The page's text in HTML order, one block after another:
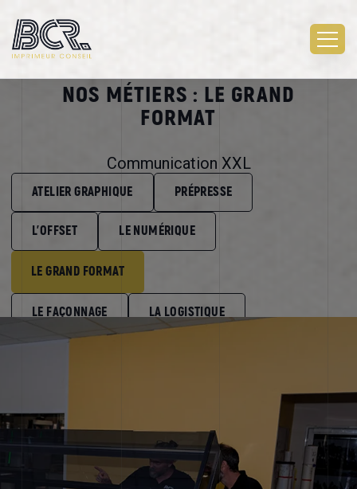
NOS MÉTIERS : LE GRAND
FORMAT
Communication XXL
ATELIER GRAPHIQUE PRÉPRESSE
L'OFFSET LE NUMÉRIQUE
LE GRAND FORMAT
LE FAÇONNAGE LA LOGISTIQUE